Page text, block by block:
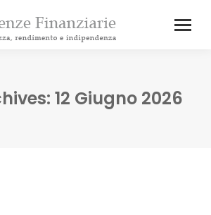
12 Giugno 2026